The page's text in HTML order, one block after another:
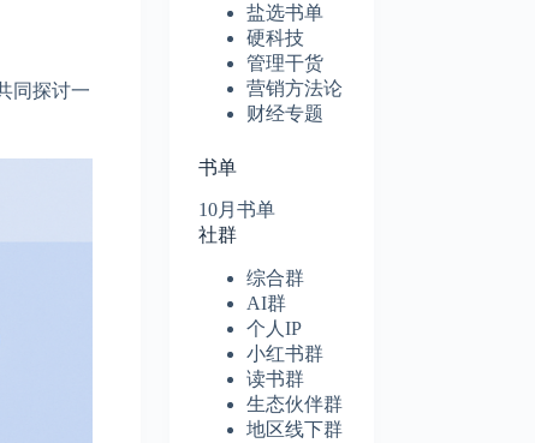
同探讨一
盐选书单
硬科技
管理干货
营销方法论
财经专题
书单
10月书单
社群
综合群
AI群
个人IP
小红书群
读书群
生态伙伴群
地区线下群